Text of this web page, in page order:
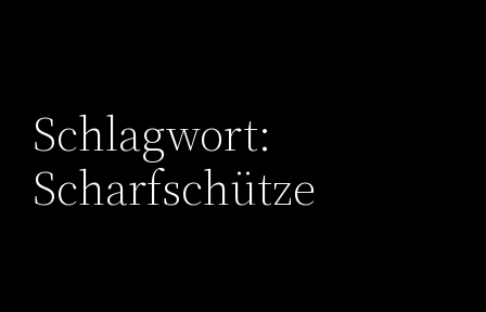
Schlagwort:
Scharfschütze